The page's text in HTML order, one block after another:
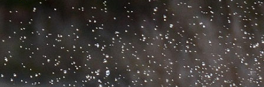
Inlog leden / officials
Over ons
Contact & support